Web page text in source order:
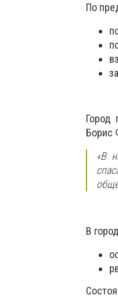
По
Город
Борис
«В
В